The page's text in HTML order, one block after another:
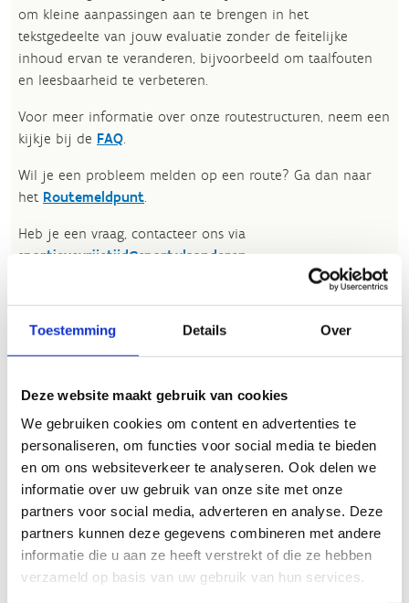
Toestemming Details Over
Deze website maakt gebruik van cookies
We gebruiken cookies om content en advertenties te
personaliseren, om functies voor social media te bieden
en om ons websiteverkeer te analyseren. Ook delen we
informatie over uw gebruik van onze site met onze
partners voor social media, adverteren en analyse. Deze
partners kunnen deze gegevens combineren met andere
informatie die u aan ze heeft verstrekt of die ze hebben
verzameld op basis van uw gebruik van hun services.
om kleine aanpassingen aan te brengen in het
tekstgedeelte van jouw evaluatie zonder de feitelijke
inhoud ervan te veranderen, bijvoorbeeld om taalfouten
en leesbaarheid te verbeteren.​
Voor meer informatie over onze routestructuren, neem een
kijkje bij de FAQ.
Wil je een probleem melden op een route? Ga dan naar
het Routemeldpunt.
Heb je een vraag, contacteer ons via
sportievevrijetijd@sport.vlaanderen
ALGEMENE BEOORDELING *
slecht goed
FYSIEKE INSPANNING
zwaar
TECHNISCHE MOEILIJKHEIDSGRAAD